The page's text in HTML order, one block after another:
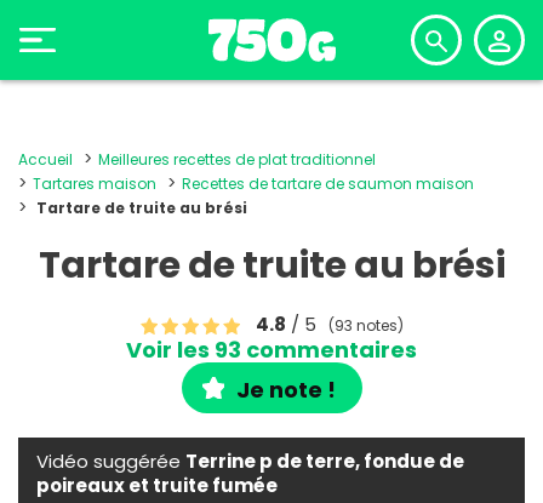
Accueil
Meilleures recettes de plat traditionnel
Tartares maison
Recettes de tartare de saumon maison
Tartare de truite au brési
Tartare de truite au brési
4.8 / 5 (93 notes)
Voir les 93 commentaires
Je note !
Vidéo suggérée Terrine p de terre, fondue de
poireaux et truite fumée